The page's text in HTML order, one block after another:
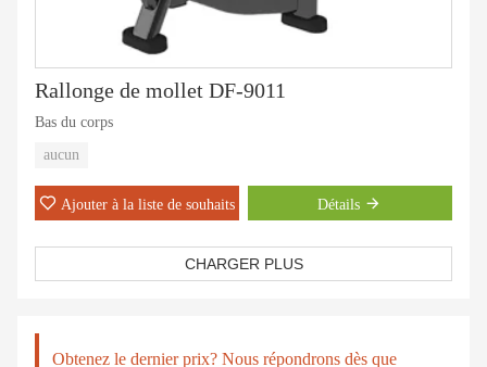
Rallonge de mollet DF-9011
Bas du corps
aucun
Ajouter à la liste de souhaits Détails
CHARGER PLUS
Obtenez le dernier prix? Nous répondrons dès que